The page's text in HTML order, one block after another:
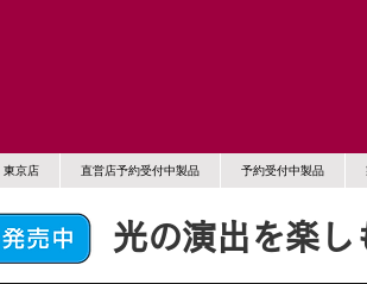
東京店 直営店予約受付中製品 予約受付中製品
光の演出を楽し